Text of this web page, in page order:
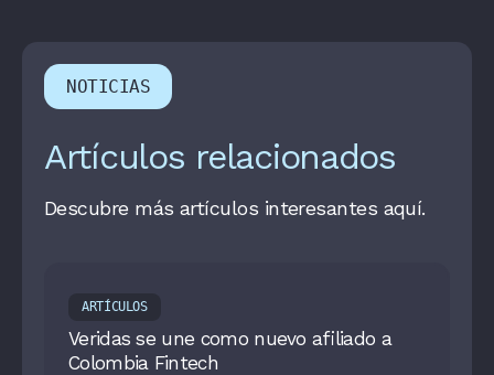
NOTICIAS
Artículos relacionados
Descubre más artículos interesantes aquí.
ARTÍCULOS
Veridas se une como nuevo afiliado a
Colombia Fintech